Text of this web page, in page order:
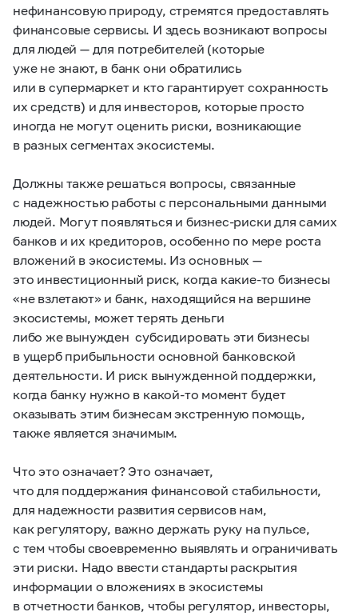
нефинансовую природу, стремятся предоставлять
финансовые сервисы. И здесь возникают вопросы
для людей — для потребителей (которые
уже не знают, в банк они обратились
или в супермаркет и кто гарантирует сохранность
их средств) и для инвесторов, которые просто
иногда не могут оценить риски, возникающие
в разных сегментах экосистемы.
Должны также решаться вопросы, связанные
с надежностью работы с персональными данными
людей. Могут появляться и бизнес-риски для самих
банков и их кредиторов, особенно по мере роста
вложений в экосистемы. Из основных —
это инвестиционный риск, когда какие-то бизнесы
«не взлетают» и банк, находящийся на вершине
экосистемы, может терять деньги
либо же вынужден субсидировать эти бизнесы
в ущерб прибыльности основной банковской
деятельности. И риск вынужденной поддержки,
когда банку нужно в какой-то момент будет
оказывать этим бизнесам экстренную помощь,
также является значимым.
Что это означает? Это означает,
что для поддержания финансовой стабильности,
для надежности развития сервисов нам,
как регулятору, важно держать руку на пульсе,
с тем чтобы своевременно выявлять и ограничивать
эти риски. Надо ввести стандарты раскрытия
информации о вложениях в экосистемы
в отчетности банков, чтобы регулятор, инвесторы,